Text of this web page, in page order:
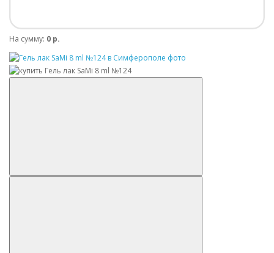
На сумму: 0 р.